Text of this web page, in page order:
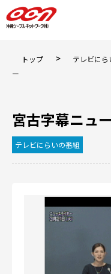
トップ > テレビに
ー
宮古字幕ニュ
テレビにらいの番組